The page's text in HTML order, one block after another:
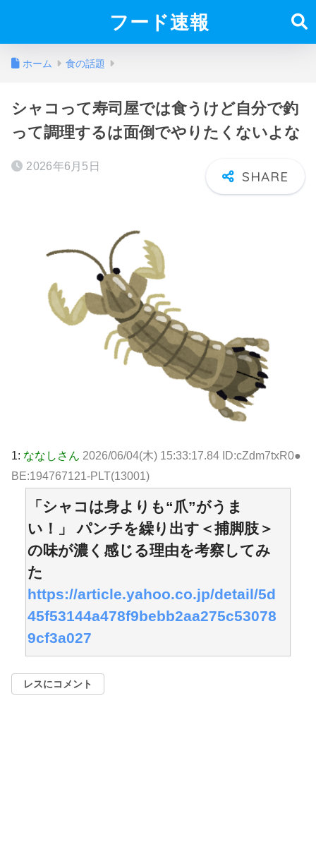
フード速報
ホーム 食の話題
シャコって寿司屋では食うけど自分で釣
って調理するは面倒でやりたくないよな
2026年6月5日
1: ななしさん 2026/06/04(木) 15:33:17.84 ID:cZdm7txR0●
BE:194767121-PLT(13001)
「シャコは身よりも“爪”がうま
い！」 パンチを繰り出す＜捕脚肢＞
の味が濃く感じる理由を考察してみ
た
https://article.yahoo.co.jp/detail/5d
45f53144a478f9bebb2aa275c53078
9cf3a027
レスにコメント